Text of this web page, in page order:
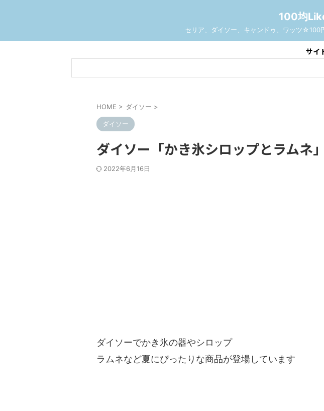
100均
セリア、ダイソー、キャンドゥ、ワッツ☆100
サイ
HOME > ダイソー >
ダイソー
ダイソー「かき氷シロップとラムネ」
2022年6月16日
ダイソーでかき氷の器やシロップ
ラムネなど夏にぴったりな商品が登場しています